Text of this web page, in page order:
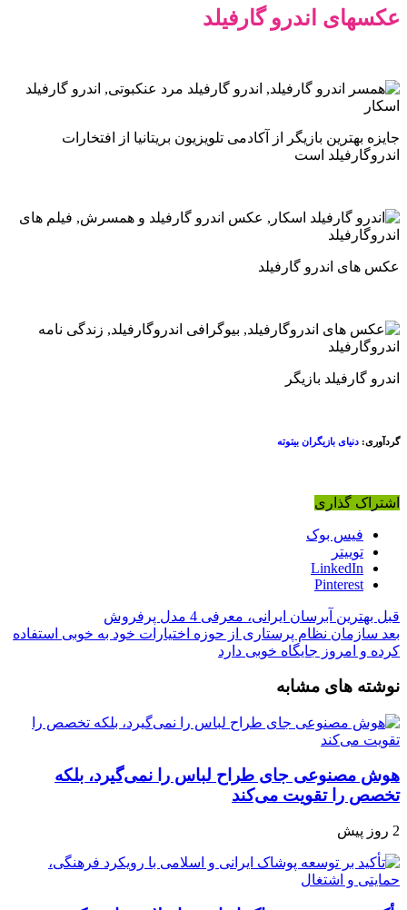
عکسهای اندرو گارفیلد
جایزه بهترین بازیگر از آکادمی تلویزیون بریتانیا از افتخارات
اندروگارفیلد است
عکس های اندرو گارفیلد
اندرو گارفیلد بازیگر
گردآوری: دنیای بازیگران بیتوته
اشتراک گذاری
فیس بوک
توییتر
LinkedIn
Pinterest
قبل بهترین آبرسان ایرانی، معرفی 4 مدل پرفروش
بعد سازمان نظام پرستاری از حوزه اختیارات خود به خوبی استفاده
کرده و امروز جایگاه خوبی دارد
نوشته های مشابه
هوش مصنوعی جای طراح لباس را نمی‌گیرد، بلکه
تخصص را تقویت می‌کند
2 روز پیش